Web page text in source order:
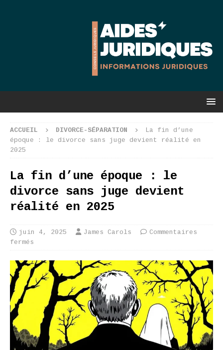
ACCUEIL DIVORCE-SÉPARATION
La fin d’une
époque : le divorce sans juge devient réalité en
2025
La fin d’une époque : le
divorce sans juge devient
réalité en 2025
juin 4, 2025 James Carols
Commentaires
fermés